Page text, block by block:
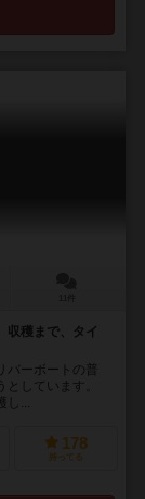
収穫まで、タイ
ーボートの普
しています。
し...
178
持ってる